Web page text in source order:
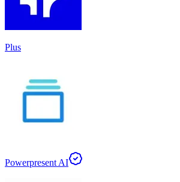
Plus
Powerpresent AI